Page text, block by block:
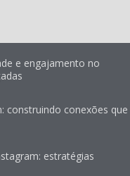
e engajamento no
construindo conexões que
estratégias